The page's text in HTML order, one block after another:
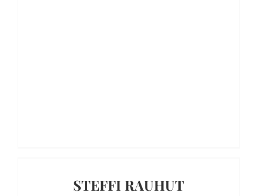
STEFFI RAUHUT